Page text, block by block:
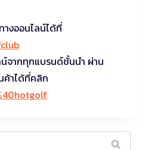
งออนไลน์ได้ที่
จากทุกแบรนด์ชั้นนำ ผ่าน
ค้าได้ที่คลิก